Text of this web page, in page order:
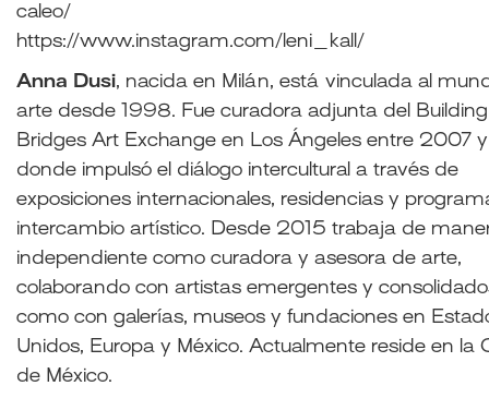
caleo/
https://www.instagram.com/leni_kall/
Anna Dusi, nacida en Milán, está vinculada al
arte desde 1998. Fue curadora adjunta del Building
Bridges Art Exchange en Los Ángeles entre 2007
donde impulsó el diálogo intercultural a través de
exposiciones internacionales, residencias y
intercambio artístico. Desde 2015 trabaja de
independiente como curadora y asesora de arte,
colaborando con artistas emergentes y
como con galerías, museos y fundaciones en
Unidos, Europa y México. Actualmente reside en la
de México.